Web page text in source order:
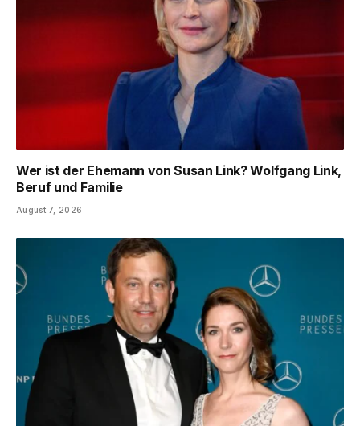
Wer ist der Ehemann von Susan Link? Wolfgang Link,
Beruf und Familie
August 7, 2026